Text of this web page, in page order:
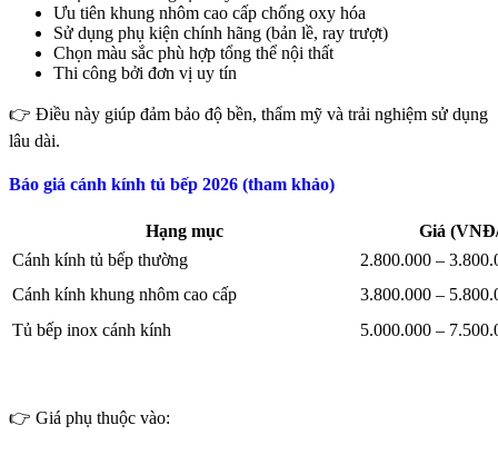
Ưu tiên khung nhôm cao cấp chống oxy hóa
Sử dụng phụ kiện chính hãng (bản lề, ray trượt)
Chọn màu sắc phù hợp tổng thể nội thất
Thi công bởi đơn vị uy tín
👉 Điều này giúp đảm bảo độ bền, thẩm mỹ và trải nghiệm sử dụng
lâu dài.
Báo giá cánh kính tủ bếp 2026 (tham khảo)
Hạng mục
Giá
Cánh kính tủ bếp thường
2.800.000 –
Cánh kính khung nhôm cao cấp
3.800.000 –
Tủ bếp inox cánh kính
5.000.000 –
👉 Giá phụ thuộc vào: